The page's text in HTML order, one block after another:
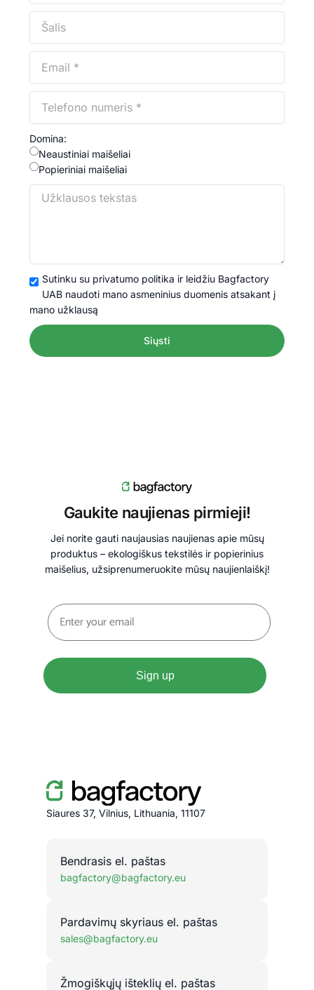
Domina:
Neaustiniai maišeliai
Popieriniai maišeliai
Sutinku su privatumo politika ir leidžiu Bagfactory
UAB naudoti mano asmeninius duomenis atsakant į
mano užklausą
Siųsti
Gaukite naujienas pirmieji!
Jei norite gauti naujausias naujienas apie mūsų
produktus – ekologiškus tekstilės ir popierinius
maišelius, užsiprenumeruokite mūsų naujienlaiškį!
Sign up
Siaures 37, Vilnius, Lithuania, 11107
Bendrasis el. paštas
bagfactory@bagfactory.eu
Pardavimų skyriaus el. paštas
sales@bagfactory.eu
Žmogiškųjų išteklių el. paštas